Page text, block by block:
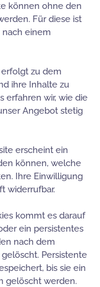
können ohne den
Für diese ist
nach einem
zu dem
ihre Inhalte zu
erfahren wir, wie die
Angebot stetig
erscheint ein
können, welche
Ihre Einwilligung
widerrufbar.
kommt es darauf
ein persistentes
nach dem
Persistente
bis sie ein
gelöscht werden.